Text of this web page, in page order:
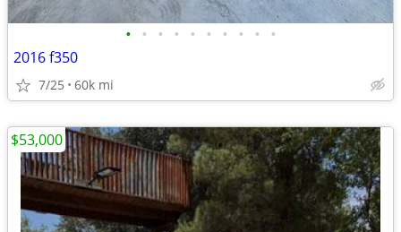
• • • • • • • • • •
2016 f350
7/25 60k mi
$53,000